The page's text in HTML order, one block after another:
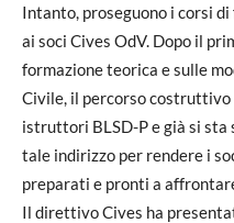
Intanto, proseguono i corsi
ai soci Cives OdV. Dopo il
formazione teorica e sulle
Civile, il percorso costruttivo
istruttori BLSD-P e già si sta
tale indirizzo per rendere i
preparati e pronti a
Il direttivo Cives ha